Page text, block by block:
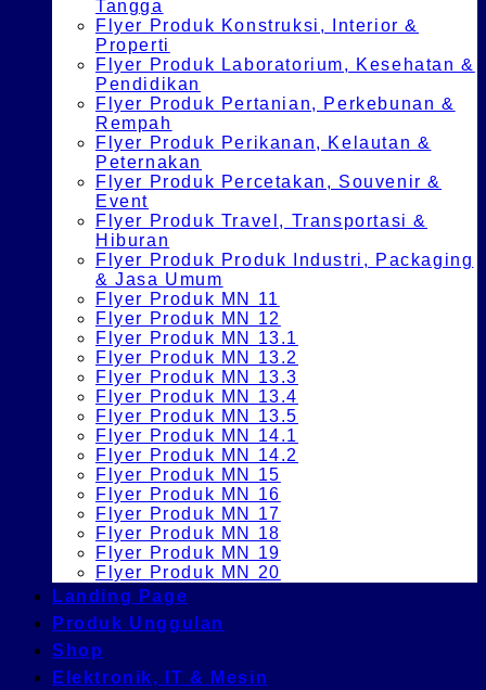
Tangga
Flyer Produk Konstruksi, Interior &
Properti
Flyer Produk Laboratorium, Kesehatan &
Pendidikan
Flyer Produk Pertanian, Perkebunan &
Rempah
Flyer Produk Perikanan, Kelautan &
Peternakan
Flyer Produk Percetakan, Souvenir &
Event
Flyer Produk Travel, Transportasi &
Hiburan
Flyer Produk Produk Industri, Packaging
& Jasa Umum
Flyer Produk MN 11
Flyer Produk MN 12
Flyer Produk MN 13.1
Flyer Produk MN 13.2
Flyer Produk MN 13.3
Flyer Produk MN 13.4
Flyer Produk MN 13.5
Flyer Produk MN 14.1
Flyer Produk MN 14.2
Flyer Produk MN 15
Flyer Produk MN 16
Flyer Produk MN 17
Flyer Produk MN 18
Flyer Produk MN 19
Flyer Produk MN 20
Landing Page
Produk Unggulan
Shop
Elektronik, IT & Mesin